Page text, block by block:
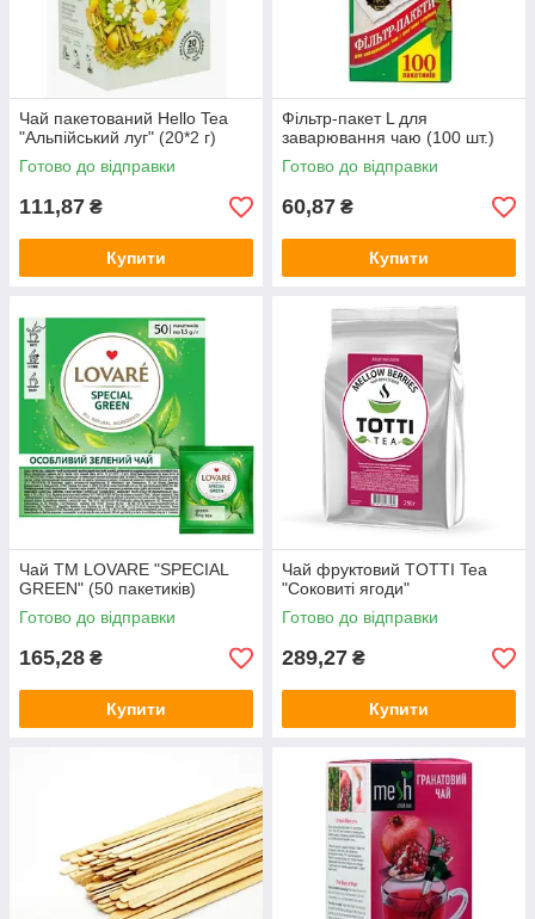
Чай пакетований Hello Tea
"Альпійський луг" (20*2 г)
Готово до відправки
111,87 ₴
Купити
Фільтр-пакет L для
заварювання чаю (100 шт.)
Готово до відправки
60,87 ₴
Купити
Чай TM LOVARE "SPECIAL
GREEN" (50 пакетиків)
Готово до відправки
165,28 ₴
Купити
Чай фруктовий TОТТІ Tea
"Соковиті ягоди"
Готово до відправки
289,27 ₴
Купити